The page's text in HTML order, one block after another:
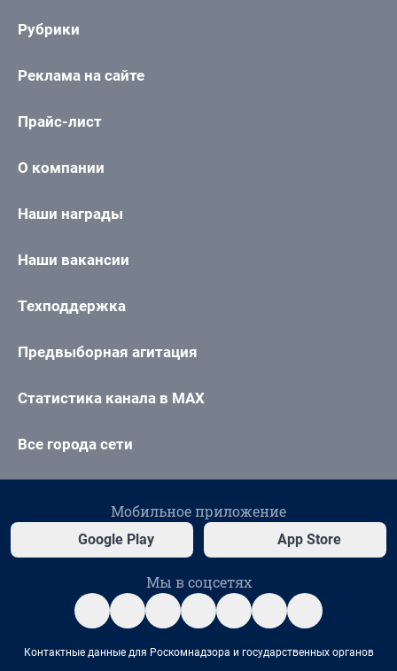
Рубрики
Реклама на сайте
Прайс-лист
О компании
Наши награды
Наши вакансии
Техподдержка
Предвыборная агитация
Статистика канала в MAX
Все города сети
Мобильное приложение
Google Play App Store
Мы в соцсетях
Контактные данные для Роскомнадзора и государственных органов